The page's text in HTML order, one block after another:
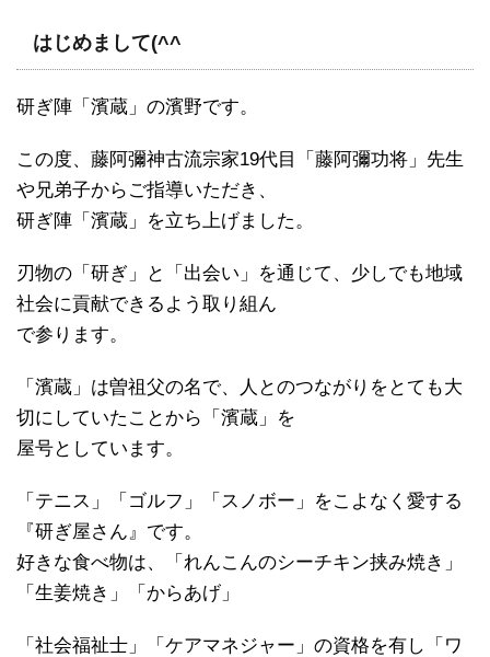
はじめまして(^^ゞ
研ぎ陣「濱蔵」の濱野です。
この度、藤阿彌神古流宗家19代目「藤阿彌功将」先生
や兄弟子からご指導いただき、
研ぎ陣「濱蔵」を立ち上げました。
刃物の「研ぎ」と「出会い」を通じて、少しでも地域
社会に貢献できるよう取り組ん
で参ります。
「濱蔵」は曽祖父の名で、人とのつながりをとても大
切にしていたことから「濱蔵」を
屋号としています。
「テニス」「ゴルフ」「スノボー」をこよなく愛する
『研ぎ屋さん』です。
好きな食べ物は、「れんこんのシーチキン挟み焼き」
「生姜焼き」「からあげ」
「社会福祉士」「ケアマネジャー」の資格を有し「ワ